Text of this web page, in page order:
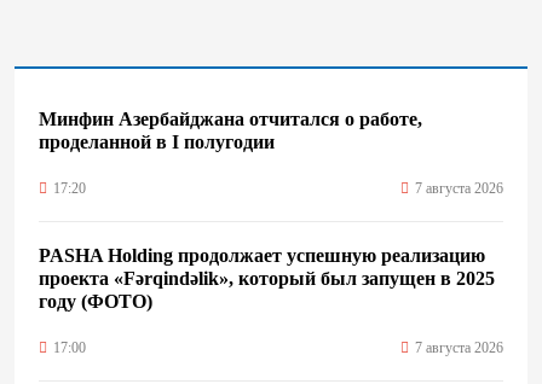
Минфин Азербайджана отчитался о работе,
проделанной в I полугодии
17:20 7 августа 2026
PASHA Holding продолжает успешную реализацию
проекта «Fərqindəlik», который был запущен в 2025
году (ФОТО)
17:00 7 августа 2026